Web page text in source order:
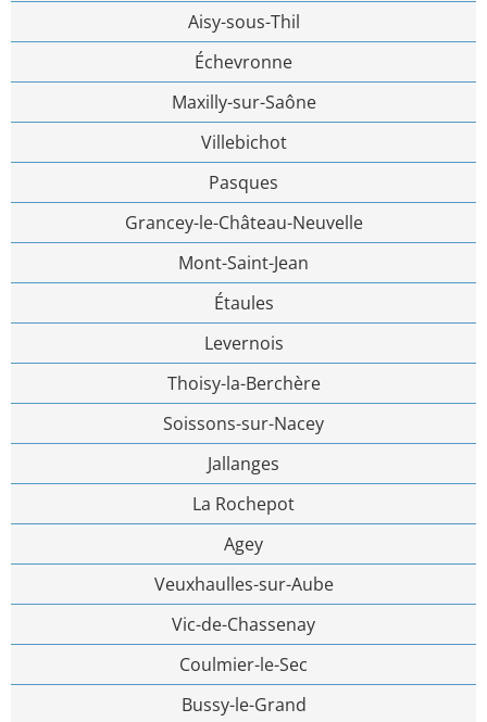
Aisy-sous-Thil
Échevronne
Maxilly-sur-Saône
Villebichot
Pasques
Grancey-le-Château-Neuvelle
Mont-Saint-Jean
Étaules
Levernois
Thoisy-la-Berchère
Soissons-sur-Nacey
Jallanges
La Rochepot
Agey
Veuxhaulles-sur-Aube
Vic-de-Chassenay
Coulmier-le-Sec
Bussy-le-Grand